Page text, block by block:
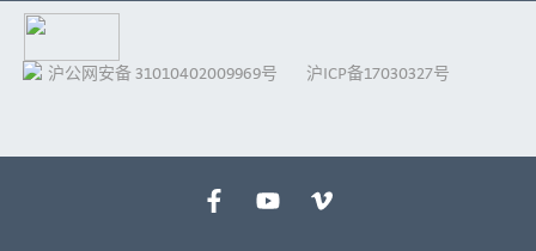
沪公网安备 31010402009969号 沪ICP备17030327号